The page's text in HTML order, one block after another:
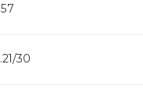
30